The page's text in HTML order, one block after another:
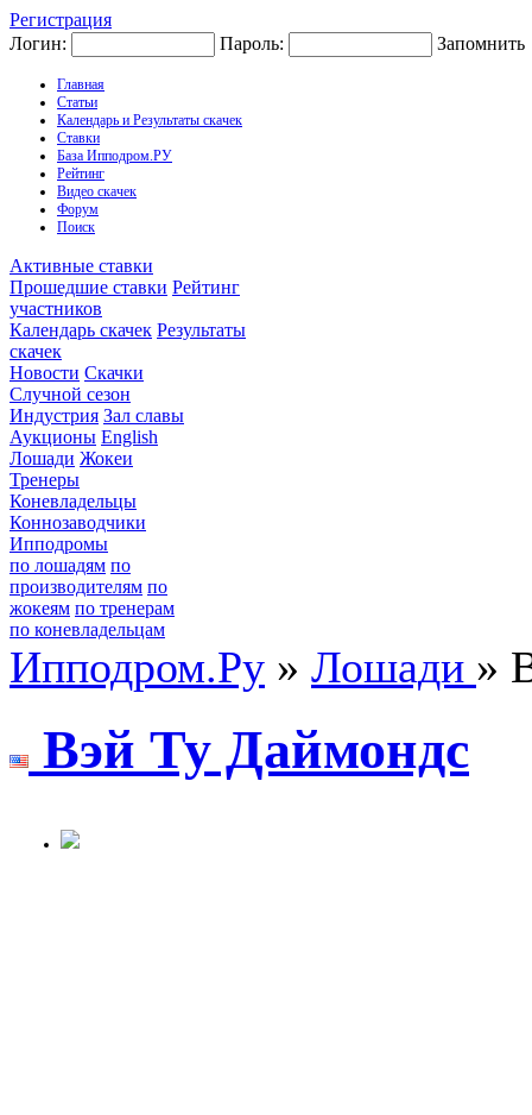
Регистрация
Логин:
Пароль: Запомнить
Главная
Статьи
Календарь и Результаты скачек
Ставки
База Ипподром.РУ
Рейтинг
Видео скачек
Форум
Поиск
Активные ставки
Прошедшие ставки Рейтинг
участников
Календарь скачек Результаты
скачек
Новости Скачки
Случной сезон
Индустрия Зал славы
Аукционы English
Лошади Жокеи
Тренеры
Коневладельцы
Коннозаводчики
Ипподромы
по лошадям по
производителям по
жокеям по тренерам
по коневладельцам
Ипподром.Ру » Лошади »
Вэй Ту Даймондc